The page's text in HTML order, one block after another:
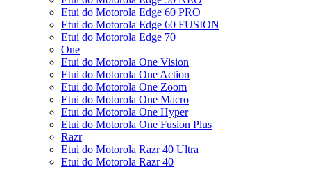
Etui do Motorola Edge 60 PRO
Etui do Motorola Edge 60 FUSION
Etui do Motorola Edge 70
One
Etui do Motorola One Vision
Etui do Motorola One Action
Etui do Motorola One Zoom
Etui do Motorola One Macro
Etui do Motorola One Hyper
Etui do Motorola One Fusion Plus
Razr
Etui do Motorola Razr 40 Ultra
Etui do Motorola Razr 40